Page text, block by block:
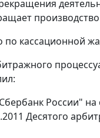
по
России" на
Десятого